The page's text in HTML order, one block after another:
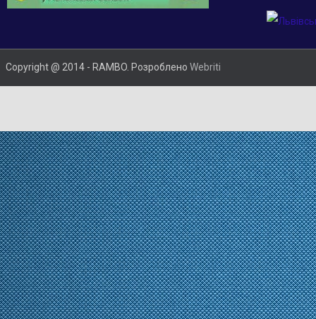
Copyright @ 2014 - RAMBO. Розроблено Webriti